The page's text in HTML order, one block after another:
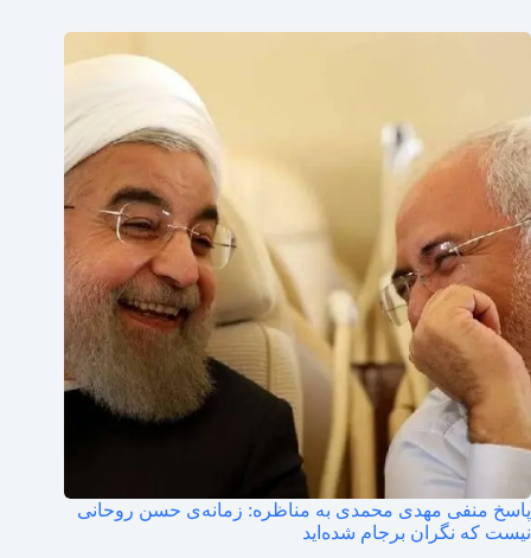
پاسخ منفی مهدی محمدی به مناظره: زمانه‌ی حسن روحانی
نیست که نگران برجام شده‌اید